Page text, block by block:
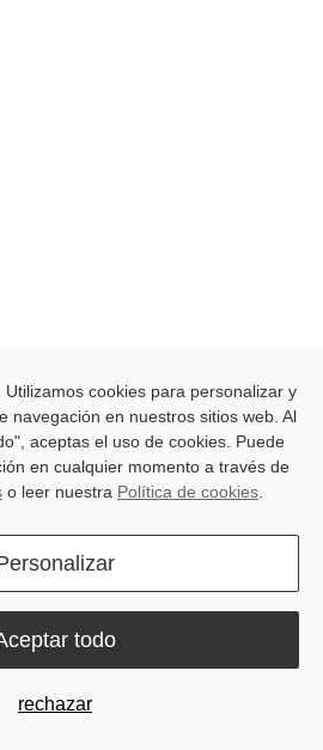
Historias de usuarios
cookies para personalizar y
navegación en nuestros sitios web. Al
aceptas el uso de cookies. Puede
en cualquier momento a través de
o leer nuestra Política de cookies
rechazar
todo